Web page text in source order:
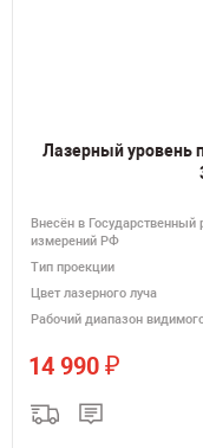
Лазерный уровень
Внесён в Государственный
измерений РФ
Тип проекции
Цвет лазерного луча
Рабочий диапазон
14 990 ₽